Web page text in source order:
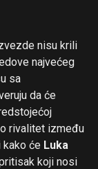
nisu krili
najvećeg
sa
da će
rivalitet između
kako će Luka
koji nosi